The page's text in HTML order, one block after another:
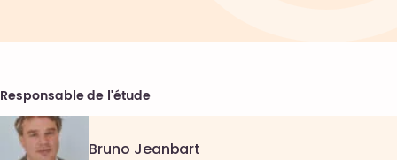
Responsable de l'étude
Bruno Jeanbart